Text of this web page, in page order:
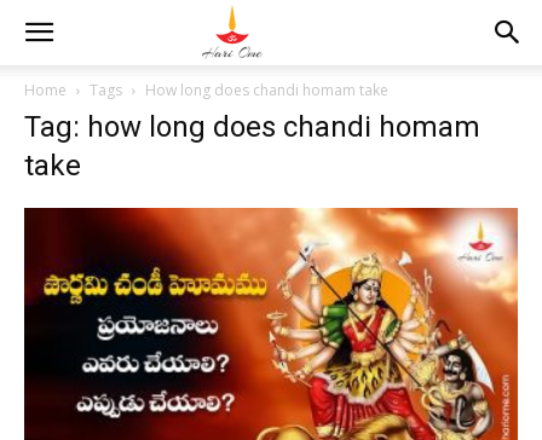
Home Tags How long does chandi homam take
Tag: how long does chandi homam
take